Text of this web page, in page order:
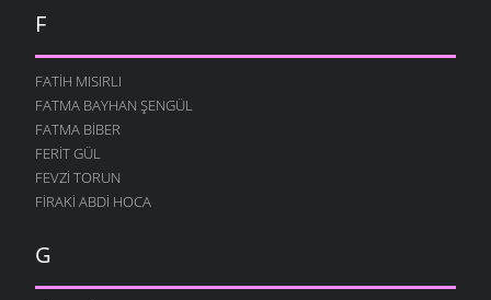
12 AĞUSTOS 2004
BOĞA DESTANI
12 AĞUSTOS 2004
İŞGÜZAR BABA
12 AĞUSTOS 2004
MURTEZ
12 AĞUSTOS 2004
12 AĞUSTOS 2004
F
FATIH MISIRLI
FATMA BAYHAN ŞENGÜL
FATMA BIBER
FERIT GÜL
FEVZI TORUN
FIRAKI ABDI HOCA
G